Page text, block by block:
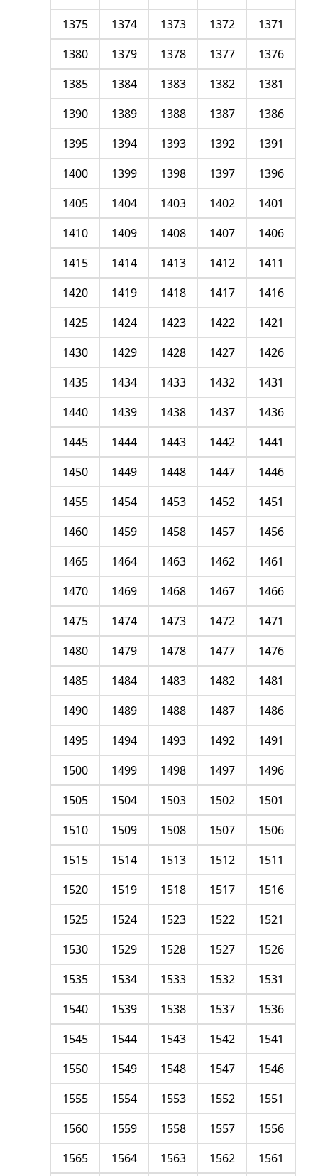
1371
1372
1373
1374
1375
1376
1377
1378
1379
1380
1381
1382
1383
1384
1385
1386
1387
1388
1389
1390
1391
1392
1393
1394
1395
1396
1397
1398
1399
1400
1401
1402
1403
1404
1405
1406
1407
1408
1409
1410
1411
1412
1413
1414
1415
1416
1417
1418
1419
1420
1421
1422
1423
1424
1425
1426
1427
1428
1429
1430
1431
1432
1433
1434
1435
1436
1437
1438
1439
1440
1441
1442
1443
1444
1445
1446
1447
1448
1449
1450
1451
1452
1453
1454
1455
1456
1457
1458
1459
1460
1461
1462
1463
1464
1465
1466
1467
1468
1469
1470
1471
1472
1473
1474
1475
1476
1477
1478
1479
1480
1481
1482
1483
1484
1485
1486
1487
1488
1489
1490
1491
1492
1493
1494
1495
1496
1497
1498
1499
1500
1501
1502
1503
1504
1505
1506
1507
1508
1509
1510
1511
1512
1513
1514
1515
1516
1517
1518
1519
1520
1521
1522
1523
1524
1525
1526
1527
1528
1529
1530
1531
1532
1533
1534
1535
1536
1537
1538
1539
1540
1541
1542
1543
1544
1545
1546
1547
1548
1549
1550
1551
1552
1553
1554
1555
1556
1557
1558
1559
1560
1561
1562
1563
1564
1565